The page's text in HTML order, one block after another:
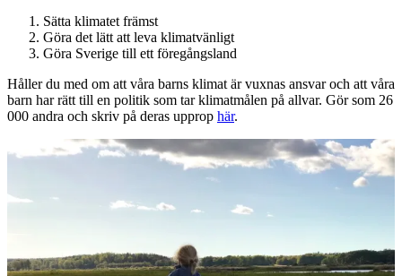
Sätta klimatet främst
Göra det lätt att leva klimatvänligt
Göra Sverige till ett föregångsland
Håller du med om att våra barns klimat är vuxnas ansvar och att våra
barn har rätt till en politik som tar klimatmålen på allvar. Gör som 26
000 andra och skriv på deras upprop här.